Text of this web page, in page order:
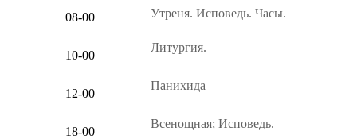
08-00
10-00
12-00
18-00
Утреня. Исповедь. Часы.
Литургия.
Панихида
Всенощная; Исповедь.